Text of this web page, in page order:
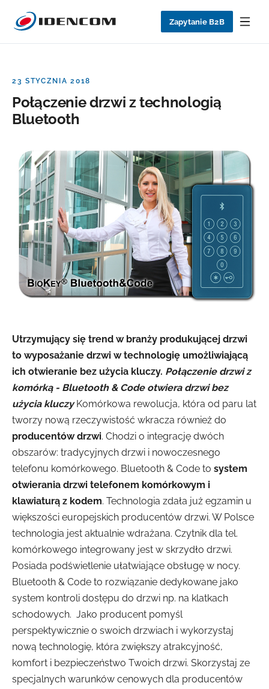
Zapytanie B2B
23 STYCZNIA 2018
Połączenie drzwi z technologią
Bluetooth
Utrzymujący się trend w branży produkującej drzwi
to wyposażanie drzwi w technologię umożliwiającą
ich otwieranie bez użycia kluczy. Połączenie drzwi z
komórką - Bluetooth & Code otwiera drzwi bez
użycia kluczyKomórkowa rewolucja, która od paru lat
tworzy nową rzeczywistość wkracza również do
producentów drzwi. Chodzi o integrację dwóch
obszarów: tradycyjnych drzwi i nowoczesnego
telefonu komórkowego. Bluetooth & Code to system
otwierania drzwi telefonem komórkowym i
klawiaturą z kodem. Technologia zdała już egzamin u
większości europejskich producentów drzwi. W Polsce
technologia jest aktualnie wdrażana. Czytnik dla tel.
komórkowego integrowany jest w skrzydło drzwi.
Posiada podświetlenie ułatwiające obsługę w nocy.
Bluetooth & Code to rozwiązanie dedykowane jako
system kontroli dostępu do drzwi np. na klatkach
schodowych. Jako producent pomyśl
perspektywicznie o swoich drzwiach i wykorzystaj
nową technologię, która zwiększy atrakcyjność,
komfort i bezpieczeństwo Twoich drzwi. Skorzystaj ze
specjalnych warunków cenowych dla producentów